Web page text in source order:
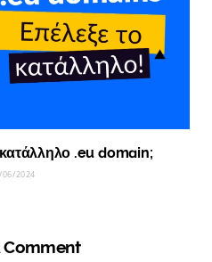
.eu domain;
06/2024
Comment